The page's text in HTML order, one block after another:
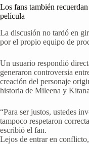
Los fans también
película
La discusión no tardó en
por el propio equipo de
Un usuario respondió
generaron controversia
creación del personaje
historia de Mileena y
“Para ser justos, ustedes
tampoco respetaron
escribió el fan.
Lejos de entrar en